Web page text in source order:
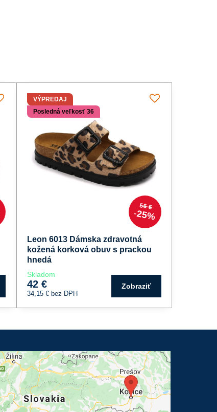
56 €
25%
VÝPREDAJ
Posledná veľkosť 36
Leon 6013 Dámska zdravotná
kožená korková obuv s prackou
hnedá
Skladom
42 €
34,15 € bez DPH
Zobraziť